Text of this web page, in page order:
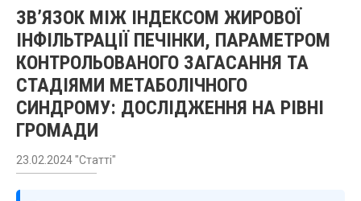
ЗВ’ЯЗОК МІЖ ІНДЕКСОМ ЖИРОВОЇ
ІНФІЛЬТРАЦІЇ ПЕЧІНКИ, ПАРАМЕТРОМ
КОНТРОЛЬОВАНОГО ЗАГАСАННЯ ТА
СТАДІЯМИ МЕТАБОЛІЧНОГО
СИНДРОМУ: ДОСЛІДЖЕННЯ НА РІВНІ
ГРОМАДИ
23.02.2024 "Статті"